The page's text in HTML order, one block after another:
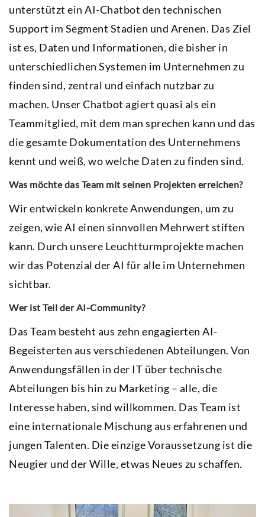
unterstützt ein AI-Chatbot den technischen
Support im Segment Stadien und Arenen. Das Ziel
ist es, Daten und Informationen, die bisher in
unterschiedlichen Systemen im Unternehmen zu
finden sind, zentral und einfach nutzbar zu
machen. Unser Chatbot agiert quasi als ein
Teammitglied, mit dem man sprechen kann und das
die gesamte Dokumentation des Unternehmens
kennt und weiß, wo welche Daten zu finden sind.
Was möchte das Team mit seinen Projekten erreichen?
Wir entwickeln konkrete Anwendungen, um zu
zeigen, wie AI einen sinnvollen Mehrwert stiften
kann. Durch unsere Leuchtturmprojekte machen
wir das Potenzial der AI für alle im Unternehmen
sichtbar.
Wer ist Teil der AI-Community?
Das Team besteht aus zehn engagierten AI-
Begeisterten aus verschiedenen Abteilungen. Von
Anwendungsfällen in der IT über technische
Abteilungen bis hin zu Marketing – alle, die
Interesse haben, sind willkommen. Das Team ist
eine internationale Mischung aus erfahrenen und
jungen Talenten. Die einzige Voraussetzung ist die
Neugier und der Wille, etwas Neues zu schaffen.